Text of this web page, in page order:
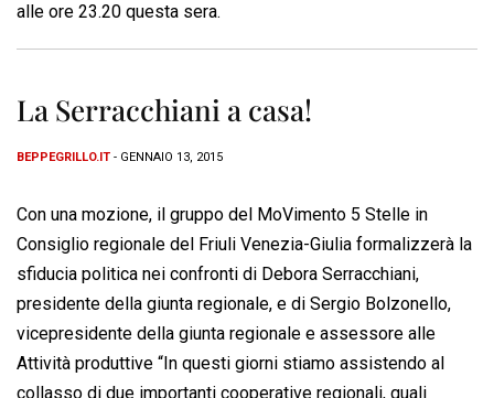
alle ore 23.20 questa sera.
La Serracchiani a casa!
BEPPEGRILLO.IT - GENNAIO 13, 2015
Con una mozione, il gruppo del MoVimento 5 Stelle in
Consiglio regionale del Friuli Venezia-Giulia formalizzerà la
sfiducia politica nei confronti di Debora Serracchiani,
presidente della giunta regionale, e di Sergio Bolzonello,
vicepresidente della giunta regionale e assessore alle
Attività produttive “In questi giorni stiamo assistendo al
collasso di due importanti cooperative regionali, quali